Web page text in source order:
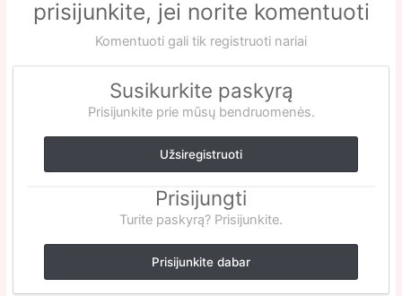
prisijunkite, jei norite komentuoti
Komentuoti gali tik registruoti nariai
Susikurkite paskyrą
Prisijunkite prie mūsų bendruomenės.
Užsiregistruoti
Prisijungti
Turite paskyrą? Prisijunkite.
Prisijunkite dabar